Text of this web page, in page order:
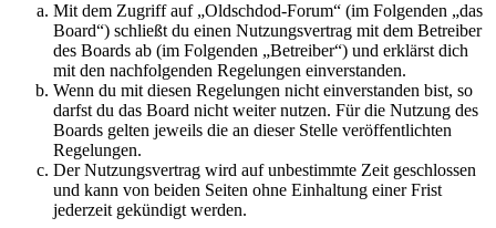
Mit dem Zugriff auf „Oldschdod-Forum“ (im Folgenden „das
Board“) schließt du einen Nutzungsvertrag mit dem Betreiber
des Boards ab (im Folgenden „Betreiber“) und erklärst dich
mit den nachfolgenden Regelungen einverstanden.
Wenn du mit diesen Regelungen nicht einverstanden bist, so
darfst du das Board nicht weiter nutzen. Für die Nutzung des
Boards gelten jeweils die an dieser Stelle veröffentlichten
Regelungen.
Der Nutzungsvertrag wird auf unbestimmte Zeit geschlossen
und kann von beiden Seiten ohne Einhaltung einer Frist
jederzeit gekündigt werden.